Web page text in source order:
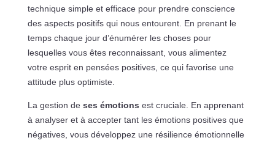
technique simple et efficace pour prendre conscience
des aspects positifs qui nous entourent. En prenant le
temps chaque jour d’énumérer les choses pour
lesquelles vous êtes reconnaissant, vous alimentez
votre esprit en pensées positives, ce qui favorise une
attitude plus optimiste.
La gestion de ses émotions est cruciale. En apprenant
à analyser et à accepter tant les émotions positives que
négatives, vous développez une résilience émotionnelle